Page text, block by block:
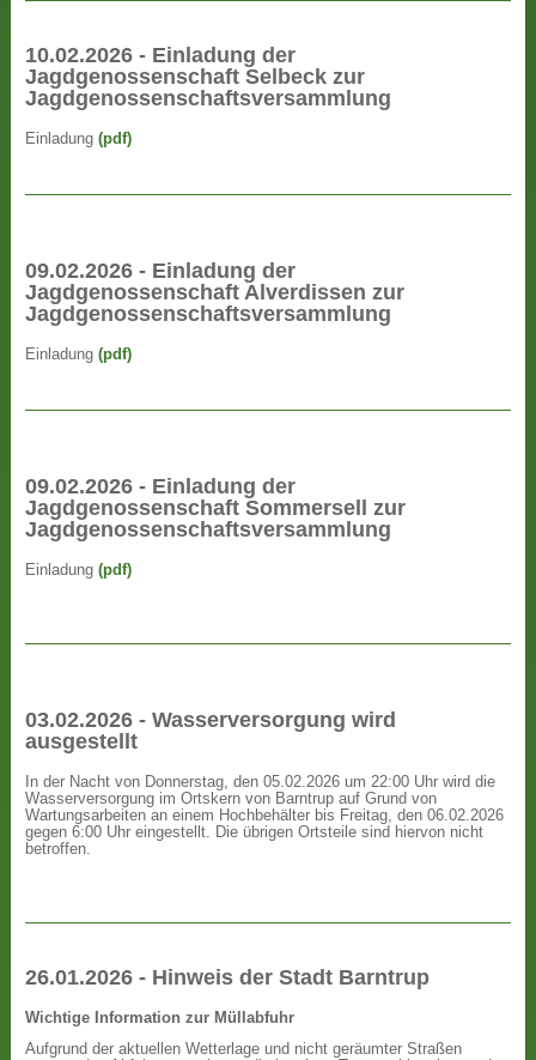
10.02.2026 - Einladung der
Jagdgenossenschaft Selbeck zur
Jagdgenossenschaftsversammlung
Einladung(pdf)
09.02.2026 - Einladung der
Jagdgenossenschaft Alverdissen zur
Jagdgenossenschaftsversammlung
Einladung(pdf)
09.02.2026 - Einladung der
Jagdgenossenschaft Sommersell zur
Jagdgenossenschaftsversammlung
Einladung(pdf)
03.02.2026 - Wasserversorgung wird
ausgestellt
In der Nacht von Donnerstag, den 05.02.2026 um 22:00 Uhr wird die
Wasserversorgung im Ortskern von Barntrup auf Grund von
Wartungsarbeiten an einem Hochbehälter bis Freitag, den 06.02.2026
gegen 6:00 Uhr eingestellt. Die übrigen Ortsteile sind hiervon nicht
betroffen.
26.01.2026 - Hinweis der Stadt Barntrup
Wichtige Information zur Müllabfuhr
Aufgrund der aktuellen Wetterlage und nicht geräumter Straßen